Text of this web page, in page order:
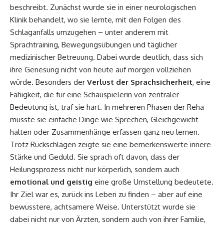
beschreibt. Zunächst wurde sie in einer neurologischen
Klinik behandelt, wo sie lernte, mit den Folgen des
Schlaganfalls umzugehen – unter anderem mit
Sprachtraining, Bewegungsübungen und täglicher
medizinischer Betreuung. Dabei wurde deutlich, dass sich
ihre Genesung nicht von heute auf morgen vollziehen
würde. Besonders der Verlust der Sprachsicherheit, eine
Fähigkeit, die für eine Schauspielerin von zentraler
Bedeutung ist, traf sie hart. In mehreren Phasen der Reha
musste sie einfache Dinge wie Sprechen, Gleichgewicht
halten oder Zusammenhänge erfassen ganz neu lernen.
Trotz Rückschlägen zeigte sie eine bemerkenswerte innere
Stärke und Geduld. Sie sprach oft davon, dass der
Heilungsprozess nicht nur körperlich, sondern auch
emotional und geistig eine große Umstellung bedeutete.
Ihr Ziel war es, zurück ins Leben zu finden – aber auf eine
bewusstere, achtsamere Weise. Unterstützt wurde sie
dabei nicht nur von Ärzten, sondern auch von ihrer Familie,